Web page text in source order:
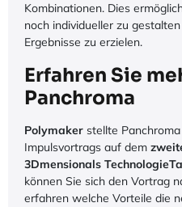
Kombinationen. Dies
noch individueller zu
Ergebnisse zu erzielen.
Erfahren Sie
Panchroma
Polymaker stellte
Impulsvortrags auf dem
3Dmensionals
können Sie sich den Vortrag
erfahren welche Vorteile die